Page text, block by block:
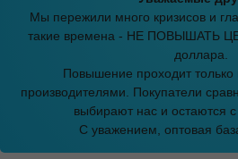
Мы пережили много кризисов и
такие времена - НЕ ПОВЫШАТЬ
доллара.
Повышение проходит
производителями. Покупатели
выбирают нас и остаются с
С уважением, оптовая